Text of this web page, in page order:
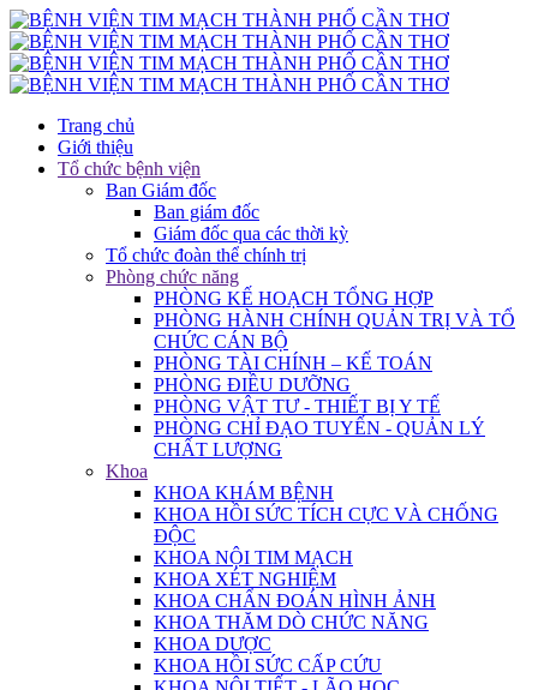
Trang chủ
Giới thiệu
Tổ chức bệnh viện
Ban Giám đốc
Ban giám đốc
Giám đốc qua các thời kỳ
Tổ chức đoàn thể chính trị
Phòng chức năng
PHÒNG KẾ HOẠCH TỔNG HỢP
PHÒNG HÀNH CHÍNH QUẢN TRỊ VÀ TỔ
CHỨC CÁN BỘ
PHÒNG TÀI CHÍNH – KẾ TOÁN
PHÒNG ĐIỀU DƯỠNG
PHÒNG VẬT TƯ - THIẾT BỊ Y TẾ
PHÒNG CHỈ ĐẠO TUYẾN - QUẢN LÝ
CHẤT LƯỢNG
Khoa
KHOA KHÁM BỆNH
KHOA HỒI SỨC TÍCH CỰC VÀ CHỐNG
ĐỘC
KHOA NỘI TIM MẠCH
KHOA XÉT NGHIỆM
KHOA CHẨN ĐOÁN HÌNH ẢNH
KHOA THĂM DÒ CHỨC NĂNG
KHOA DƯỢC
KHOA HỒI SỨC CẤP CỨU